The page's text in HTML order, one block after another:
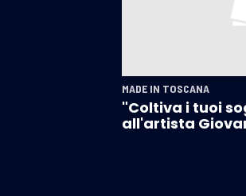
MADE IN TOSCANA
"Coltiva i tuoi
all'artista